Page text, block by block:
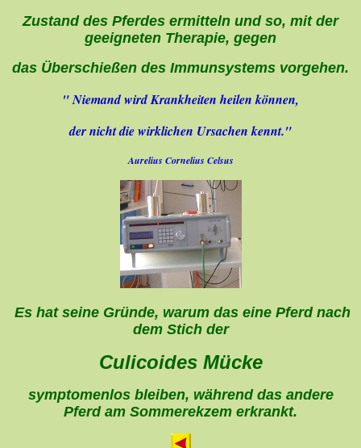
Zustand des Pferdes ermitteln und so, mit der
geeigneten Therapie, gegen
das Überschießen des Immunsystems vorgehen.
" Niemand wird Krankheiten heilen können,
der nicht die wirklichen Ursachen kennt."
Aurelius Cornelius Celsus
Es hat seine Gründe, warum das eine Pferd nach
dem Stich der
Culicoides Mücke
symptomenlos bleiben, während das andere
Pferd am Sommerekzem erkrankt.